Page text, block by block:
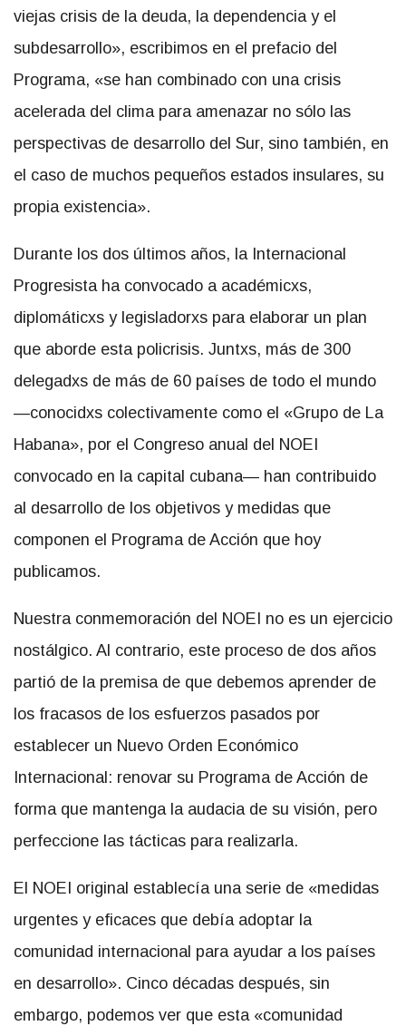
viejas crisis de la deuda, la dependencia y el
subdesarrollo», escribimos en el prefacio del
Programa, «se han combinado con una crisis
acelerada del clima para amenazar no sólo las
perspectivas de desarrollo del Sur, sino también, en
el caso de muchos pequeños estados insulares, su
propia existencia».
Durante los dos últimos años, la Internacional
Progresista ha convocado a académicxs,
diplomáticxs y legisladorxs para elaborar un plan
que aborde esta policrisis. Juntxs, más de 300
delegadxs de más de 60 países de todo el mundo
—conocidxs colectivamente como el «Grupo de La
Habana», por el Congreso anual del NOEI
convocado en la capital cubana— han contribuido
al desarrollo de los objetivos y medidas que
componen el Programa de Acción que hoy
publicamos.
Nuestra conmemoración del NOEI no es un ejercicio
nostálgico. Al contrario, este proceso de dos años
partió de la premisa de que debemos aprender de
los fracasos de los esfuerzos pasados por
establecer un Nuevo Orden Económico
Internacional: renovar su Programa de Acción de
forma que mantenga la audacia de su visión, pero
perfeccione las tácticas para realizarla.
El NOEI original establecía una serie de «medidas
urgentes y eficaces que debía adoptar la
comunidad internacional para ayudar a los países
en desarrollo». Cinco décadas después, sin
embargo, podemos ver que esta «comunidad